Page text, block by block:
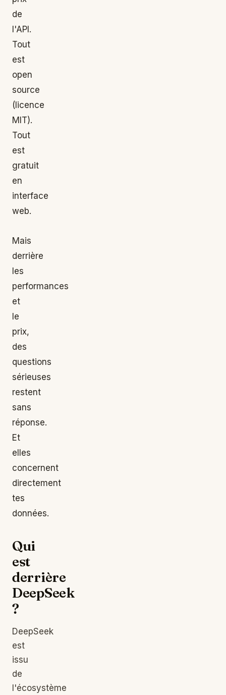
de
l'API.
Tout
est
open
source
(licence
MIT).
Tout
est
gratuit
en
interface
web.
Mais
derrière
les
performances
et
le
prix,
des
questions
sérieuses
restent
sans
réponse.
Et
elles
concernent
directement
tes
données.
Qui
est
derrière
DeepSeek
?
DeepSeek
est
issu
de
l'écosystème